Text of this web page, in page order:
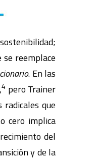
reemplace
. En las
,4 pero Trainer
que
cero implica
del
y de la